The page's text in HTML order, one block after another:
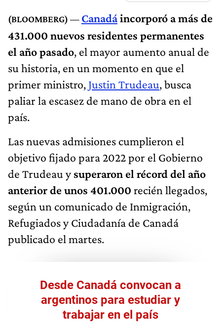
Canadáincorporó a más de
431.000 nuevos residentes permanentes
el año pasado, el mayor aumento anual de
su historia, en un momento en que el
primer ministro, Justin Trudeau, busca
paliar la escasez de mano de obra en el
país.
Las nuevas admisiones cumplieron el
objetivo fijado para 2022 por el Gobierno
de Trudeau ysuperaron el récord del año
anterior de unos 401.000 recién llegados,
según un comunicado de Inmigración,
Refugiados y Ciudadanía de Canadá
publicado el martes.
Desde Canadá convocan a
argentinos para estudiar y
trabajar en el país